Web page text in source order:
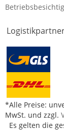
*Alle Preise:
MwSt. und zzgl.
Es gelten die